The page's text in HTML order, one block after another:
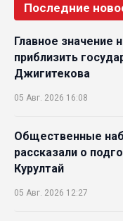
Последние
Главное значение
приблизить
Джигитекова
05 Авг. 2026 16:08
Общественные
рассказали о
Курултай
05 Авг. 2026 12:27